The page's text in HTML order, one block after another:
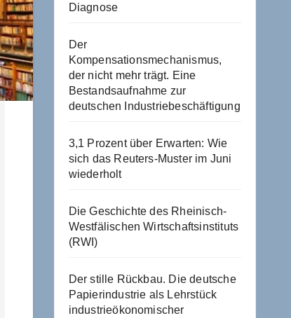
Diagnose
Der
Kompensationsmechanismus,
der nicht mehr trägt. Eine
Bestandsaufnahme zur
deutschen Industriebeschäftigung
3,1 Prozent über Erwarten: Wie
sich das Reuters-Muster im Juni
wiederholt
Die Geschichte des Rheinisch-
Westfälischen Wirtschaftsinstituts
(RWI)
Der stille Rückbau. Die deutsche
Papierindustrie als Lehrstück
industrieökonomischer